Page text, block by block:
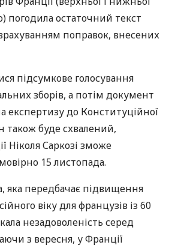
погодила остаточний текст
поправок, внесених
підсумкове голосування
зборів, а потім документ
експертизу до Конституційної
також буде схвалений,
Ніколя Саркозі зможе
15 листопада.
яка передбачає підвищення
віку для французів із 60
незадоволеність серед
з вересня, у Франції